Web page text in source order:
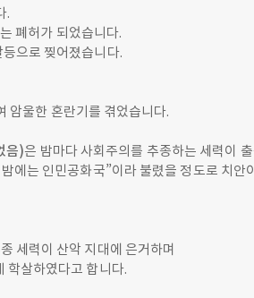
.
폐허가 되었습니다.
으로 찢어졌습니다.
암울한 혼란기를 겪었습니다.
음)은 밤마다 사회주의를 추종하는 세력이
에는 인민공화국”이라 불렸을 정도로 치안
세력이 산악 지대에 은거하며
학살하였다고 합니다.